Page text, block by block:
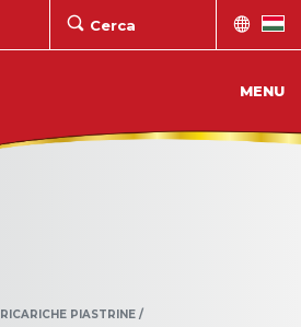
MENU
RICARICHE PIASTRINE